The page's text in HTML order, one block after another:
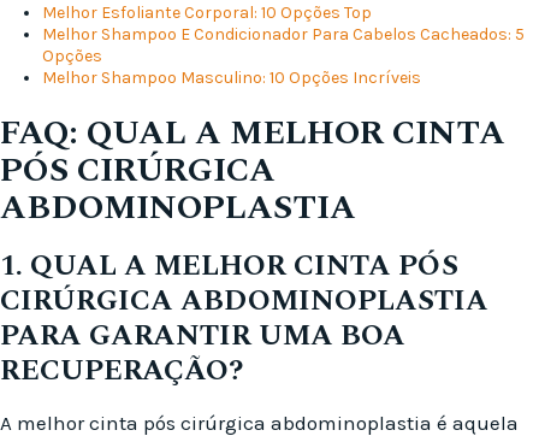
Melhor Esfoliante Corporal: 10 Opções Top
Melhor Shampoo E Condicionador Para Cabelos Cacheados: 5
Opções
Melhor Shampoo Masculino: 10 Opções Incríveis
FAQ: QUAL A MELHOR CINTA
PÓS CIRÚRGICA
ABDOMINOPLASTIA
1. QUAL A MELHOR CINTA PÓS
CIRÚRGICA ABDOMINOPLASTIA
PARA GARANTIR UMA BOA
RECUPERAÇÃO?
A melhor cinta pós cirúrgica abdominoplastia é aquela